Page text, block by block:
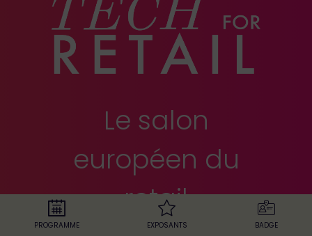
Le salon
européen du
retail
PROGRAMME EXPOSANTS BADGE